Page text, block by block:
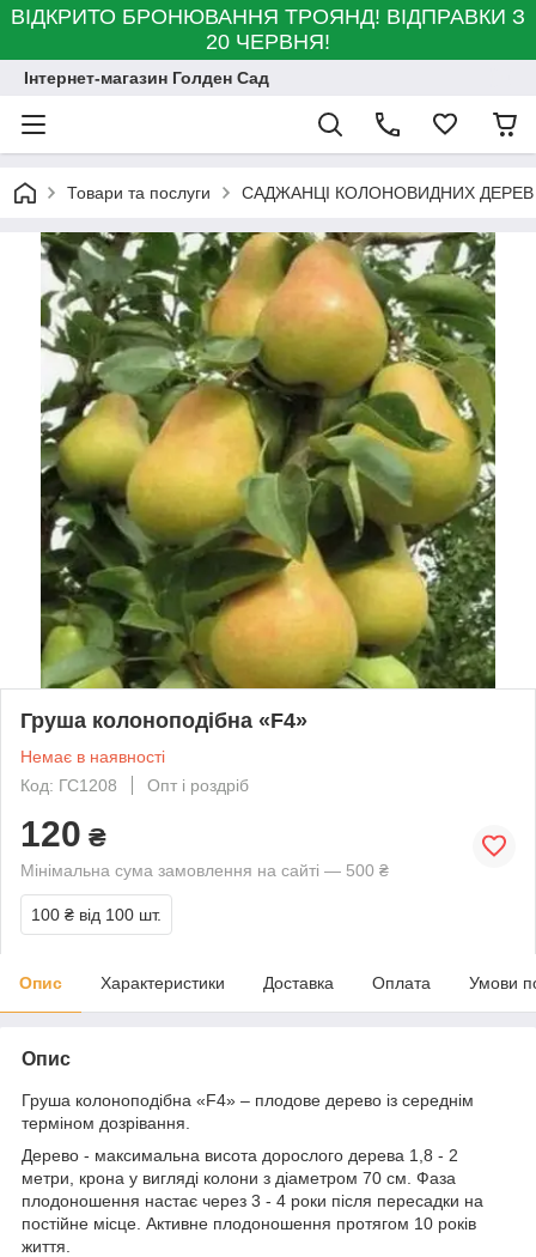
ВІДКРИТО БРОНЮВАННЯ ТРОЯНД! ВІДПРАВКИ З
20 ЧЕРВНЯ!
Інтернет-магазин Голден Сад
Товари та послуги САДЖАНЦІ КОЛОНОВИДНИХ ДЕРЕВ
Груша колоноподібна «F4»
Немає в наявності
Код: ГС1208
Опт і роздріб
120 ₴
Мінімальна сума замовлення на сайті — 500 ₴
100 ₴ від 100 шт.
Опис Характеристики Доставка Оплата Умови
Опис
Груша колоноподібна «F4» – плодове дерево із середнім
терміном дозрівання.
Дерево - максимальна висота дорослого дерева 1,8 - 2
метри, крона у вигляді колони з діаметром 70 см. Фаза
плодоношення настає через 3 - 4 роки після пересадки на
постійне місце. Активне плодоношення протягом 10 років
життя.